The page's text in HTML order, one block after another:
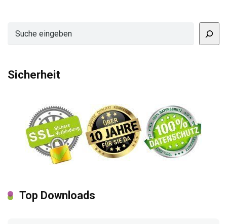
Sicherheit
Top Downloads